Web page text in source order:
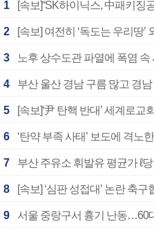
1 [속보]“SK하이닉스, 中패키징
2
3 노후 상수도관 파열에 폭염
4
5 [속보]‘尹 탄핵 반대’ 세계로
6
7 부산 주유소 휘발유 평균가 ℓ
8
9 서울 중랑구서 흉기 난동…60